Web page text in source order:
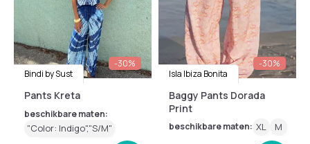
-30%
Bindi by Sust
Pants Kreta
beschikbare maten:
"Color: Indigo","S/M"
-30%
Isla Ibiza Bonita
Baggy Pants Dorada
Print
beschikbare maten: XL M